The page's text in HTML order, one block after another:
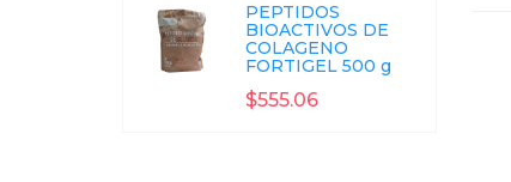
PEPTIDOS
BIOACTIVOS DE
COLAGENO
FORTIGEL 500 g
$555.06